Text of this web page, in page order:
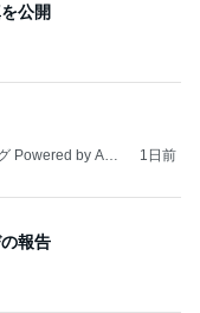
公開
Powered by Ame
1日前
報告